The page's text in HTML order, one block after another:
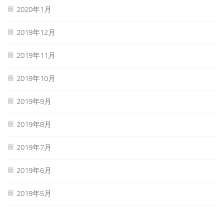
2020年1月
2019年12月
2019年11月
2019年10月
2019年9月
2019年8月
2019年7月
2019年6月
2019年5月